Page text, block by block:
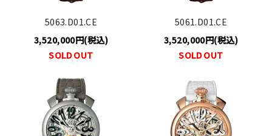
5063.D01.CE
3,520,000円(税込)
SOLD OUT
5061.D01.CE
3,520,000円(税込)
SOLD OUT